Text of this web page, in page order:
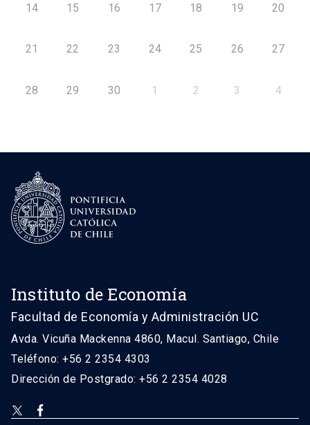
14 15 16 17 18 19 20
21 22 23 24 25 26 27
28 29 30 1 2 3 4
Instituto de Economía
Facultad de Economía y Administración UC
Avda. Vicuña Mackenna 4860, Macul. Santiago, Chile
Teléfono: +56 2 2354 4303
Dirección de Postgrado: +56 2 2354 4028